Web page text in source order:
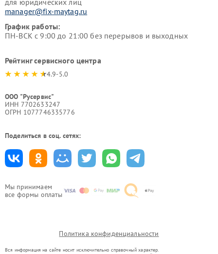
Мы принимаем
все формы оплаты
для юридических лиц
manager@fix-maytag.ru
График работы:
ПН-ВСК с 9:00 до 21:00 без перерывов и выходных
Рейтинг сервисного центра
4.9-5.0
ООО "Русервис"
ИНН 7702633247
ОГРН 1077746335776
Поделиться в соц. сетях:
Политика конфиденциальности
Вся информация на сайте носит исключительно справочный характер.